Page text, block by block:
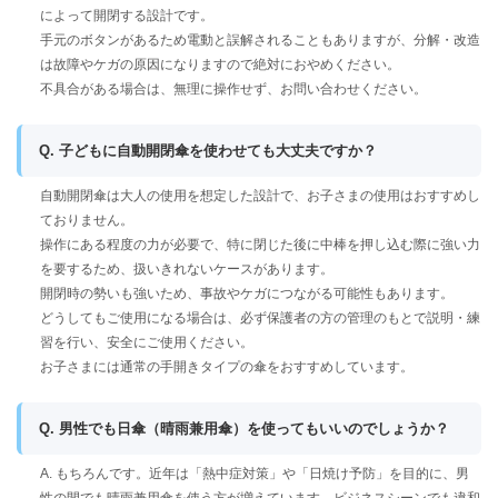
によって開閉する設計です。
手元のボタンがあるため電動と誤解されることもありますが、分解・改造
は故障やケガの原因になりますので絶対におやめください。
不具合がある場合は、無理に操作せず、お問い合わせください。
Q. 子どもに自動開閉傘を使わせても大丈夫ですか？
自動開閉傘は大人の使用を想定した設計で、お子さまの使用はおすすめし
ておりません。
操作にある程度の力が必要で、特に閉じた後に中棒を押し込む際に強い力
を要するため、扱いきれないケースがあります。
開閉時の勢いも強いため、事故やケガにつながる可能性もあります。
どうしてもご使用になる場合は、必ず保護者の方の管理のもとで説明・練
習を行い、安全にご使用ください。
お子さまには通常の手開きタイプの傘をおすすめしています。
Q. 男性でも日傘（晴雨兼用傘）を使ってもいいのでしょうか？
A. もちろんです。近年は「熱中症対策」や「日焼け予防」を目的に、男